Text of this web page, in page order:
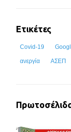
Ετικέτες
Covid-19
ανεργία ΑΣΕΠ